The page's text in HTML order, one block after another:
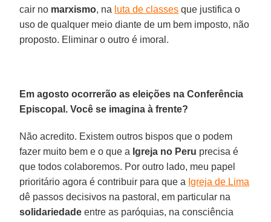
cair no marxismo, na luta de classes que justifica o
uso de qualquer meio diante de um bem imposto, não
proposto. Eliminar o outro é imoral.
Em agosto ocorrerão as eleições na Conferência
Episcopal. Você se imagina à frente?
Não acredito. Existem outros bispos que o podem
fazer muito bem e o que a Igreja no Peru precisa é
que todos colaboremos. Por outro lado, meu papel
prioritário agora é contribuir para que a Igreja de Lima
dê passos decisivos na pastoral, em particular na
solidariedade entre as paróquias, na consciência